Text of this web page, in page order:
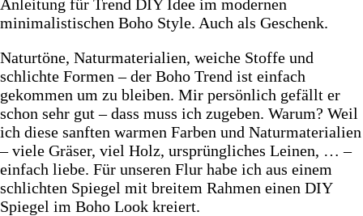
Naturtöne, Naturmaterialien, weiche Stoffe und
schlichte Formen – der Boho Trend ist einfach
gekommen um zu bleiben. Mir persönlich gefällt er
schon sehr gut – dass muss ich zugeben. Warum? Weil
ich diese sanften warmen Farben und Naturmaterialien
– viele Gräser, viel Holz, ursprüngliches Leinen, … –
einfach liebe. Für unseren Flur habe ich aus einem
schlichten Spiegel mit breitem Rahmen einen DIY
Spiegel im Boho Look kreiert.